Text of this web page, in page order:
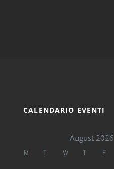
CALENDARIO EVENTI
August 2026
M T W T F